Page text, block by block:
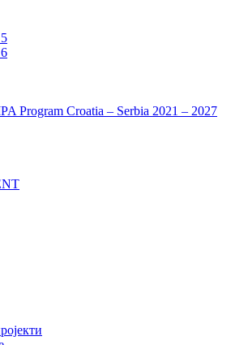
Program Croatia – Serbia 2021 – 2027